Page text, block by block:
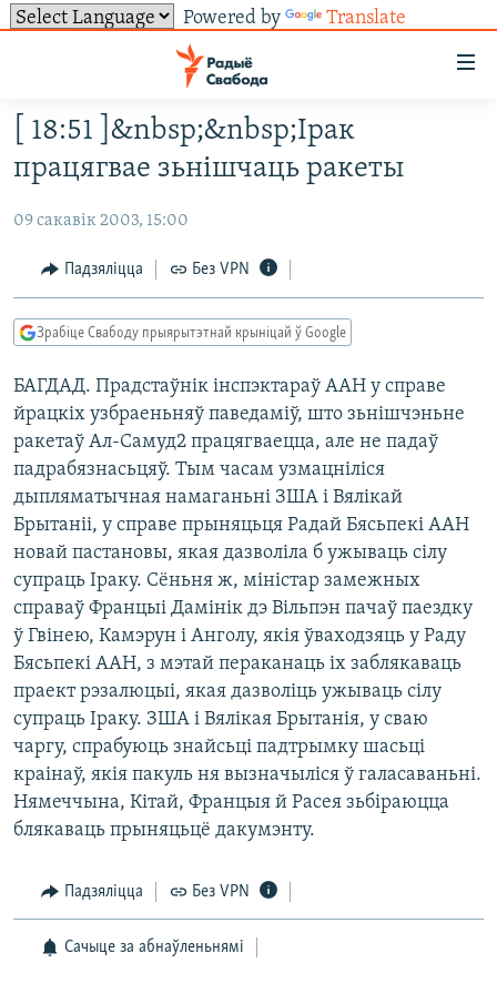
Powered by Translate
ўнівэрсальнага
доступу
да
галоўнага
Перайсьці
да
галоўнай
навігацыі
Перайсьці
да
пошуку
НАВІНЫ
ВІДЭА І ФОТА
ЛЮДЗІ
ЭКАНОМІКА
ВАЙНА
БЕЛАРУСЫ НА ВАЙНЕ
ПАЛІТВЯЗЬНІ
КУЛЬТУРА
КАЛЯНДАР
ТОЛЬКІ НА СВАБОДЗЕ
ТЭСТЫ
БЛОГІ
ПАДКАСТЫ
КНІГІ
АЎДЫЁКНІГІ
PREMIUM
МОВА
НА ХВАЛЯХ СВАБОДЫ
СУВЯЗЬ
АБЫСЬЦІ БЛЯКАВАНЬНЕ
ПАДПІСАЦЦА
ПАДКАСТЫ
FACEBOOK
TWITTER
САЧЫЦЕ ЗА АБНАЎЛЕНЬНЯМІ
Усе сайты РС/РСЭ
[ 18:51 ]&nbsp;&nbsp;Ірак
працягвае зьнішчаць ракеты
09 сакавік 2003, 15:00
Падзяліцца Без VPN
Зрабіце Свабоду прыярытэтнай крыніцай ў Google
БАГДАД. Прадстаўнік інспэктараў ААН у справе
йрацкіх узбраеньняў паведаміў, што зьнішчэньне
ракетаў Ал-Самуд2 працягваецца, але не падаў
падрабязнасьцяў. Тым часам узмацніліся
дыпляматычная намаганьні ЗША і Вялікай
Брытаніі, у справе прыняцьця Радай Бясьпекі ААН
новай пастановы, якая дазволіла б ужываць сілу
супраць Іраку. Сёньня ж, міністар замежных
справаў Францыі Дамінік дэ Вільпэн пачаў паездку
ў Гвінею, Камэрун і Анголу, якія ўваходзяць у Раду
Бясьпекі ААН, з мэтай пераканаць іх заблякаваць
праект рэзалюцыі, якая дазволіць ужываць сілу
супраць Іраку. ЗША і Вялікая Брытанія, у сваю
чаргу, спрабуюць знайсьці падтрымку шасьці
краінаў, якія пакуль ня вызначыліся ў галасаваньні.
Нямеччына, Кітай, Францыя й Расея зьбіраюцца
блякаваць прыняцьцё дакумэнту.
Падзяліцца Без VPN
Сачыце за абнаўленьнямі